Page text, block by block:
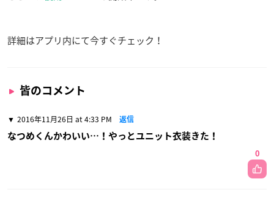
詳細はアプリ内にて今すぐチェック！
皆のコメント
2016年11月26日 at 4:33 PM 返信
なつめくんかわいい…！やっとユニット衣装きた！
0